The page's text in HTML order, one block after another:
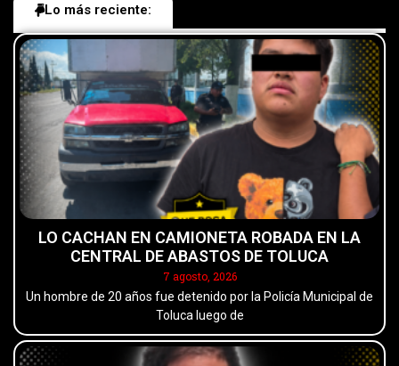
Lo más reciente:
LO CACHAN EN CAMIONETA ROBADA EN LA
CENTRAL DE ABASTOS DE TOLUCA
7 agosto, 2026
Un hombre de 20 años fue detenido por la Policía Municipal de
Toluca luego de